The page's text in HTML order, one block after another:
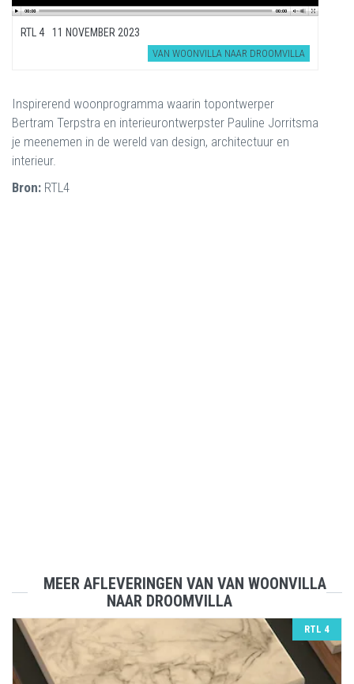
RTL 4 11 NOVEMBER 2023
VAN WOONVILLA NAAR DROOMVILLA
Inspirerend woonprogramma waarin topontwerper
Bertram Terpstra en interieurontwerpster Pauline Jorritsma
je meenemen in de wereld van design, architectuur en
interieur.
Bron: RTL4
MEER AFLEVERINGEN VAN VAN WOONVILLA
NAAR DROOMVILLA
RTL 4